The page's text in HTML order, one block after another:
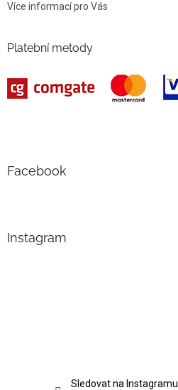
Více informací pro Vás
Platební metody
Facebook
Instagram
Sledovat na Instagramu